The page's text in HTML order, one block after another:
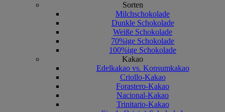
Sorten
Milchschokolade
Dunkle Schokolade
Weiße Schokolade
70%ige Schokolade
100%ige Schokolade
Kakao
Edelkakao vs. Konsumkakao
Criollo-Kakao
Forastero-Kakao
Nacional-Kakao
Trinitario-Kakao